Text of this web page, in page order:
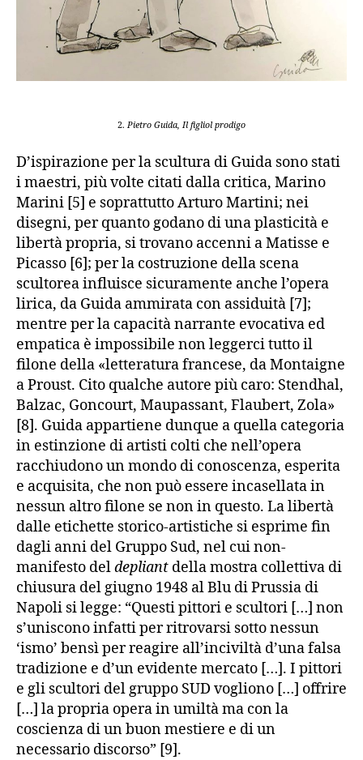
2. Pietro Guida, Il figliol prodigo
D’ispirazione per la scultura di Guida sono stati
i maestri, più volte citati dalla critica, Marino
Marini [5] e soprattutto Arturo Martini; nei
disegni, per quanto godano di una plasticità e
libertà propria, si trovano accenni a Matisse e
Picasso [6]; per la costruzione della scena
scultorea influisce sicuramente anche l’opera
lirica, da Guida ammirata con assiduità [7];
mentre per la capacità narrante evocativa ed
empatica è impossibile non leggerci tutto il
filone della «letteratura francese, da Montaigne
a Proust. Cito qualche autore più caro: Stendhal,
Balzac, Goncourt, Maupassant, Flaubert, Zola»
[8]. Guida appartiene dunque a quella categoria
in estinzione di artisti colti che nell’opera
racchiudono un mondo di conoscenza, esperita
e acquisita, che non può essere incasellata in
nessun altro filone se non in questo. La libertà
dalle etichette storico-artistiche si esprime fin
dagli anni del Gruppo Sud, nel cui non-
manifesto deldepliant della mostra collettiva di
chiusura del giugno 1948 al Blu di Prussia di
Napoli si legge: “Questi pittori e scultori […] non
s’uniscono infatti per ritrovarsi sotto nessun
‘ismo’ bensì per reagire all’inciviltà d’una falsa
tradizione e d’un evidente mercato […]. I pittori
e gli scultori del gruppo SUD vogliono […] offrire
[…] la propria opera in umiltà ma con la
coscienza di un buon mestiere e di un
necessario discorso” [9].